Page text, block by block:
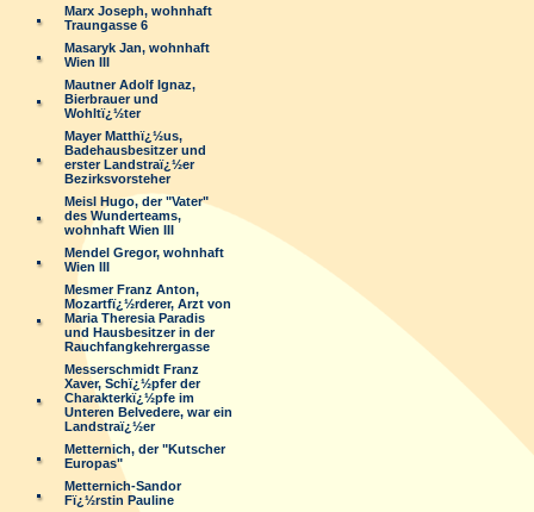
Marx Joseph, wohnhaft
Traungasse 6
Masaryk Jan, wohnhaft
Wien III
Mautner Adolf Ignaz,
Bierbrauer und
Wohltï¿½ter
Mayer Matthï¿½us,
Badehausbesitzer und
erster Landstraï¿½er
Bezirksvorsteher
Meisl Hugo, der "Vater"
des Wunderteams,
wohnhaft Wien III
Mendel Gregor, wohnhaft
Wien III
Mesmer Franz Anton,
Mozartfï¿½rderer, Arzt von
Maria Theresia Paradis
und Hausbesitzer in der
Rauchfangkehrergasse
Messerschmidt Franz
Xaver, Schï¿½pfer der
Charakterkï¿½pfe im
Unteren Belvedere, war ein
Landstraï¿½er
Metternich, der "Kutscher
Europas"
Metternich-Sandor
Fï¿½rstin Pauline